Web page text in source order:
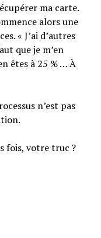
ma carte.
alors une
« J’ai d’autres
que je m’en
êtes à 25 % … À
n’est pas
fois, votre truc ?